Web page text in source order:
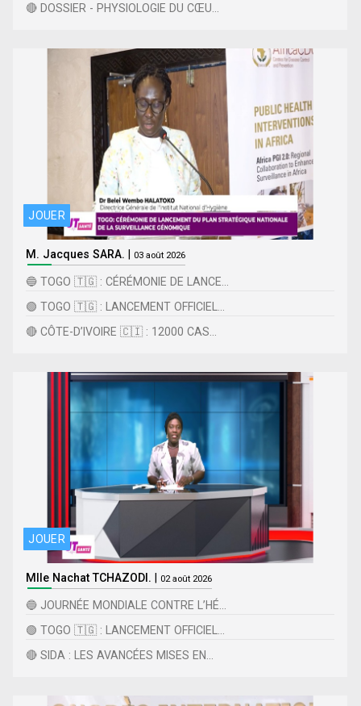
🔴 DOSSIER - PHYSIOLOGIE DU CŒU...
JOUER
M. Jacques SARA. | 03 août 2026
🔵 TOGO 🇹🇬 : CÉRÉMONIE DE LANCE...
🟢 TOGO 🇹🇬 : LANCEMENT OFFICIEL...
🔴 CÔTE-D’IVOIRE 🇨🇮 : 12000 CAS...
JOUER
Mlle Nachat TCHAZODI. | 02 août 2026
🔵 JOURNÉE MONDIALE CONTRE L’HÉ...
🟢 TOGO 🇹🇬 : LANCEMENT OFFICIEL...
🔴 SIDA : LES AVANCÉES MISES EN...